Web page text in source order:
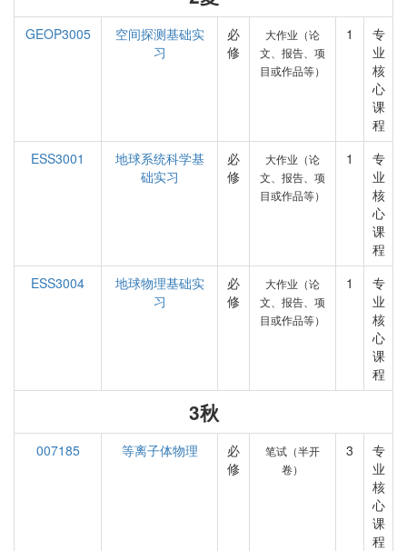
GEOP3005
空间探测基础实
习
必
修
大作业（论
文、报告、项
目或作品等）
1
专
业
核
心
课
程
ESS3001
地球系统科学基
础实习
必
修
大作业（论
文、报告、项
目或作品等）
1
专
业
核
心
课
程
ESS3004
地球物理基础实
习
必
修
大作业（论
文、报告、项
目或作品等）
1
专
业
核
心
课
程
3秋
007185 等离子体物理
必
修
笔试（半开
卷）
3
专
业
核
心
课
程